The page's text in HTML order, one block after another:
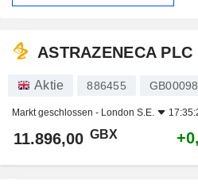
ASTRAZENECA PLC
Aktie 886455
Markt geschlossen - London S.E.
11.896,00 GBX